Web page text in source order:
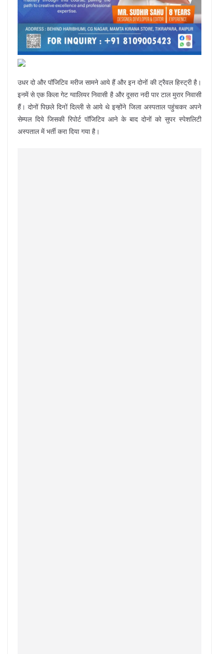
उधर दो और पॉजिटिव मरीज सामने आये हैं और इन दोनों की ट्रैवल हिस्ट्री है।
इनमें से एक किला गेट ग्वालियर निवासी है और दूसरा नदी पार टाल मुरार निवासी
हैं। दोनों पिछले दिनों दिल्ली से आये थे इन्होंने जिला अस्पताल पहुंचकर अपने
सेम्पल दिये जिसकी रिपोर्ट पॉजिटिव आने के बाद दोनों को सुपर स्पेशलिटी
अस्पताल में भर्ती करा दिया गया है।